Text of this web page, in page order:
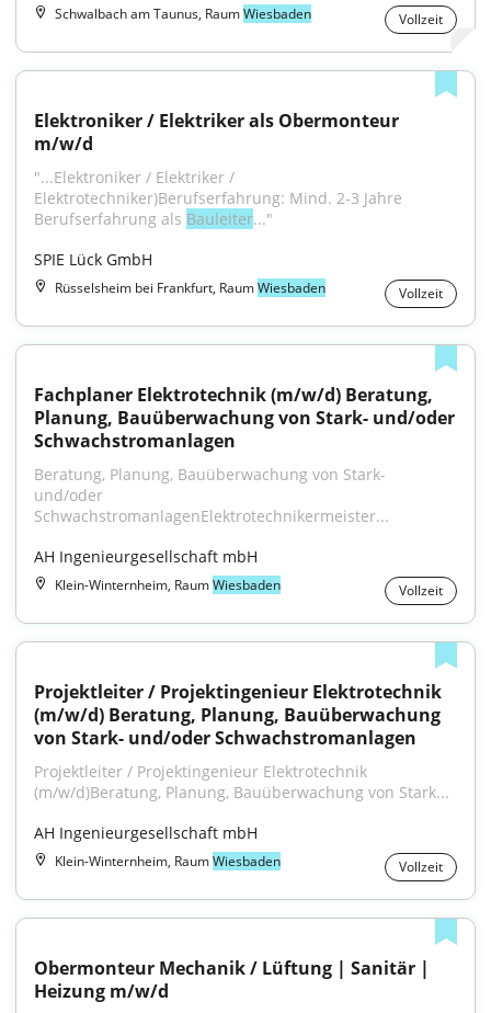
Schwalbach am Taunus, RaumWiesbaden Vollzeit
Elektroniker / Elektriker als Obermonteur
m/w/d
"...Elektroniker / Elektriker /
Elektrotechniker)Berufserfahrung: Mind. 2-3 Jahre
Berufserfahrung als Bauleiter..."
SPIE Lück GmbH
Rüsselsheim bei Frankfurt, RaumWiesbaden Vollzeit
Fachplaner Elektrotechnik (m/w/d) Beratung,
Planung, Bauüberwachung von Stark- und/oder
Schwachstromanlagen
Beratung, Planung, Bauüberwachung von Stark-
und/oder
SchwachstromanlagenElektrotechnikermeister...
AH Ingenieurgesellschaft mbH
Klein-Winternheim, RaumWiesbaden Vollzeit
Projektleiter / Projektingenieur Elektrotechnik
(m/w/d) Beratung, Planung, Bauüberwachung
von Stark- und/oder Schwachstromanlagen
Projektleiter / Projektingenieur Elektrotechnik
(m/w/d)Beratung, Planung, Bauüberwachung von Stark...
AH Ingenieurgesellschaft mbH
Klein-Winternheim, RaumWiesbaden Vollzeit
Obermonteur Mechanik / Lüftung | Sanitär |
Heizung m/w/d